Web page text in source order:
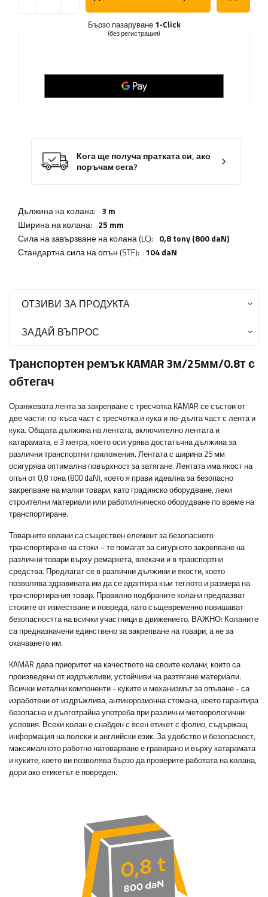
Бързо пазаруване 1-Click
(без регистрация)
Кога ще получа пратката си, ако
поръчам сега?
Дължина на колана: 3 m
Ширина на колана: 25 mm
Сила на завързване на колана (LC): 0,8 tony (800 daN)
Стандартна сила на опън (STF): 104 daN
ОТЗИВИ ЗА ПРОДУКТА
ЗАДАЙ ВЪПРОС
Транспортен ремък KAMAR 3м/25мм/0.8т с
обтегач
Оранжевата лента за закрепване с тресчотка KAMAR се състои от
две части: по-къса част с тресчотка и кука и по-дълга част с лента и
кука. Общата дължина на лентата, включително лентата и
катарамата, е 3 метра, което осигурява достатъчна дължина за
различни транспортни приложения. Лентата с ширина 25 мм
осигурява оптимална повърхност за затягане. Лентата има якост на
опън от 0,8 тона (800 daN), което я прави идеална за безопасно
закрепване на малки товари, като градинско оборудване, леки
строителни материали или работилническо оборудване по време на
транспортиране.
Товарните колани са съществен елемент за безопасното
транспортиране на стоки – те помагат за сигурното закрепване на
различни товари върху ремаркета, влекачи и в транспортни
средства. Предлагат се в различни дължини и якости, което
позволява здравината им да се адаптира към теглото и размера на
транспортирания товар. Правилно подбраните колани предпазват
стоките от изместване и повреда, като същевременно повишават
безопасността на всички участници в движението. ВАЖНО: Коланите
са предназначени единствено за закрепване на товари, а не за
окачването им.
KAMAR дава приоритет на качеството на своите колани, които са
произведени от издръжливи, устойчиви на разтягане материали.
Всички метални компоненти - куките и механизмът за опъване - са
изработени от издръжлива, антикорозионна стомана, което гарантира
безопасна и дълготрайна употреба при различни метеорологични
условия. Всеки колан е снабден с ясен етикет с фолио, съдържащ
информация на полски и английски език. За удобство и безопасност,
максималното работно натоварване е гравирано и върху катарамата
и куките, което ви позволява бързо да проверите работата на колана,
дори ако етикетът е повреден.